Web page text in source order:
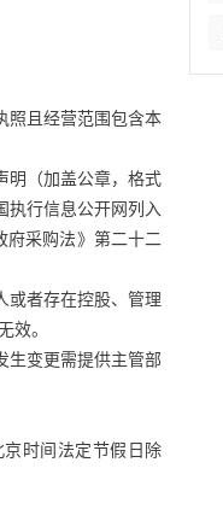
照且经营范围包含本
明（加盖公章，格式
执行信息公开网列入
采购法》第二十二
或者存在控股、管理
效。
生变更需提供主管部
时间法定节假日除